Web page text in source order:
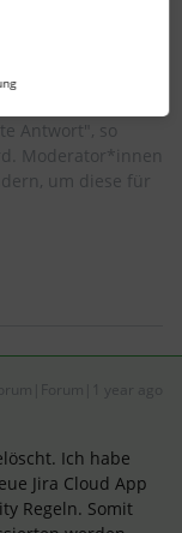
Antwort", so
Moderator*innen
um diese für
Ich habe
Jira Cloud App
Regeln. Somit